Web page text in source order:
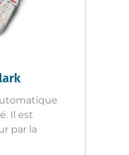
Il est
par la